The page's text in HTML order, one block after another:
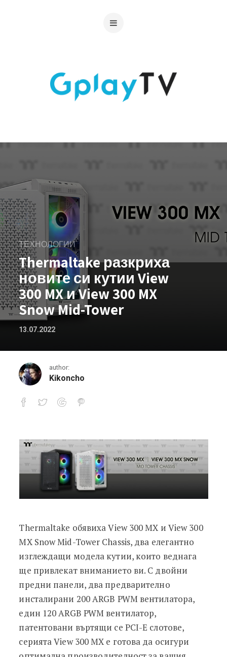
ТЕХНОЛОГИИ
Thermaltake разкриха
новите си кутии View
300 MX и View 300 MX
Snow Mid-Tower
13.07.2022
author:
Kikoncho
Thermaltake разкриха новите си
Thermaltake обявиха View 300 MX и View 300
MX Snow Mid-Tower Chassis, два елегантно
изглеждащи модела кутии, които веднага
ще привлекат вниманието ви. С двойни
предни панели, два предварително
инсталирани 200 ARGB PWM вентилатора,
един 120 ARGB PWM вентилатор,
патентовани въртящи се PCI-E слотове,
серията View 300 MX е готова да осигури